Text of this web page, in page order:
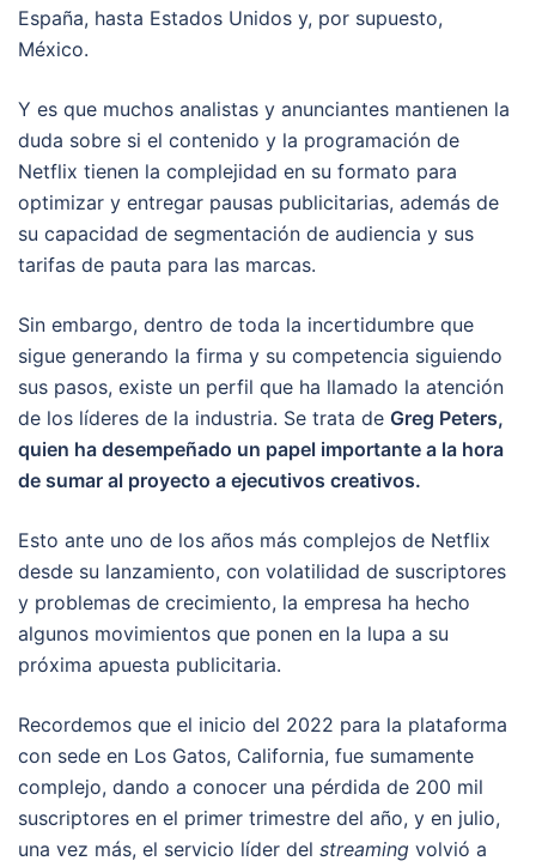
España, hasta Estados Unidos y, por supuesto,
México.
Y es que muchos analistas y anunciantes mantienen la
duda sobre si el contenido y la programación de
Netflix tienen la complejidad en su formato para
optimizar y entregar pausas publicitarias, además de
su capacidad de segmentación de audiencia y sus
tarifas de pauta para las marcas.
Sin embargo, dentro de toda la incertidumbre que
sigue generando la firma y su competencia siguiendo
sus pasos, existe un perfil que ha llamado la atención
de los líderes de la industria. Se trata de Greg Peters,
quien ha desempeñado un papel importante a la hora
de sumar al proyecto a ejecutivos creativos.
Esto ante uno de los años más complejos de Netflix
desde su lanzamiento, con volatilidad de suscriptores
y problemas de crecimiento, la empresa ha hecho
algunos movimientos que ponen en la lupa a su
próxima apuesta publicitaria.
Recordemos que el inicio del 2022 para la plataforma
con sede en Los Gatos, California, fue sumamente
complejo, dando a conocer una pérdida de 200 mil
suscriptores en el primer trimestre del año, y en julio,
una vez más, el servicio líder del streaming volvió a